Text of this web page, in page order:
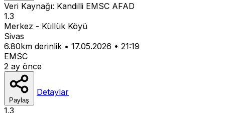
Veri Kaynağı: Kandilli EMSC AFAD
1.3
Merkez - Küllük Köyü
Sivas
6.80km derinlik • 17.05.2026 • 21:19
EMSC
2 ay önce
Paylaş
Detaylar
1.3